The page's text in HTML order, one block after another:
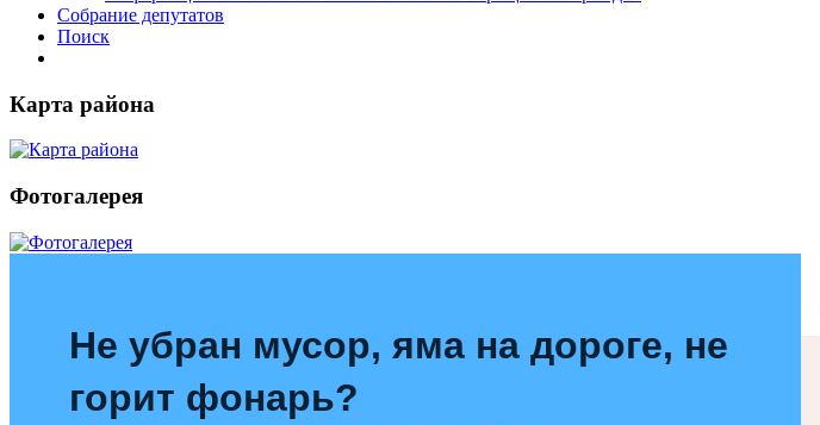
Собрание депутатов
Поиск
Карта района
Фотогалерея
Не убран мусор, яма на дороге, не
горит фонарь?